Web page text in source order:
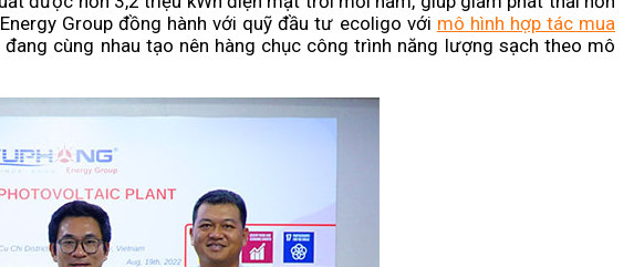
Group đồng hành với quỹ đầu tư ecoligo với mô hình hợp tác mua
đang cùng nhau tạo nên hàng chục công trình năng lượng sạch theo mô